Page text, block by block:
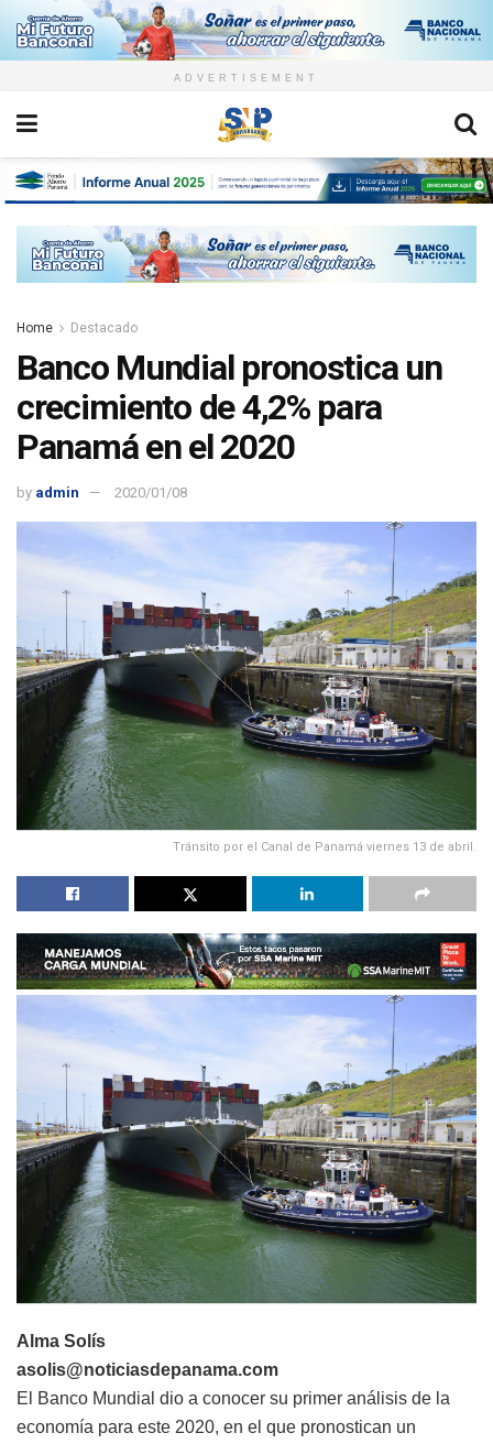
ADVERTISEMENT
Home Destacado
Banco Mundial pronostica un
crecimiento de 4,2% para
Panamá en el 2020
by admin 2020/01/08
Tránsito por el Canal de Panamá viernes 13 de abril.
Alma Solís
asolis@noticiasdepanama.com
El Banco Mundial dio a conocer su primer análisis de la
economía para este 2020, en el que pronostican un